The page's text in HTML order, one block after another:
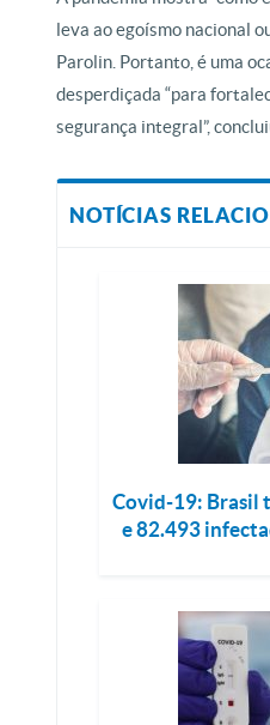
leva ao egoísmo nacional
Parolin. Portanto, é uma
desperdiçada “para
segurança integral”,
NOTÍCIAS
Covid-19: Brasil
e 82.493